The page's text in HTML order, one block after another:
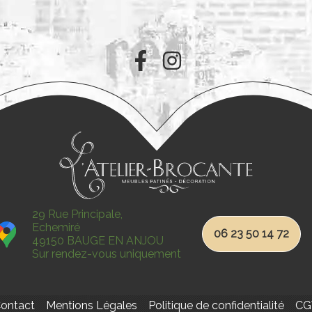
29 Rue Principale,
Echemiré
49150 BAUGE EN ANJOU
Sur rendez-vous uniquement
06 23 50 14 72
Mentions Légales Politique de confidentialité